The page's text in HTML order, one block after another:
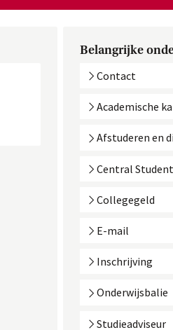
Belangrijke
Contact
Academische
Afstuderen en
Central
Collegegeld
E-mail
Inschrijving
Onderwijsbalie
Studieadviseur